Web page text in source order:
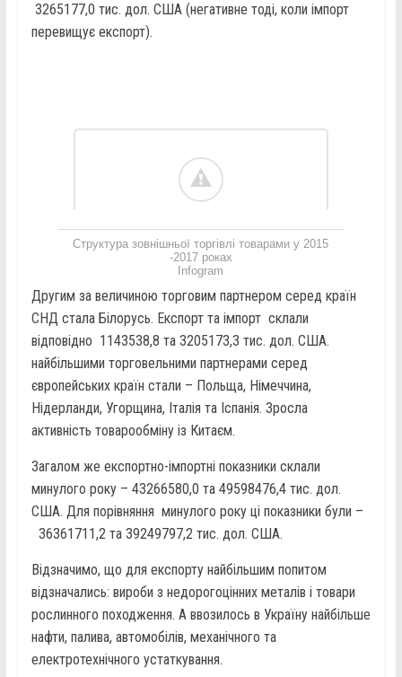
3265177,0 тис. дол. США (негативне тоді, коли імпорт
перевищує експорт).
Структура зовнішньої торгівлі товарами у 2015
-2017 роках
Infogram
Другим за величиною торговим партнером серед країн
СНД стала Білорусь. Експорт та імпорт склали
відповідно 1143538,8 та 3205173,3 тис. дол. США.
найбільшими торговельними партнерами серед
європейських країн стали – Польща, Німеччина,
Нідерланди, Угорщина, Італія та Іспанія. Зросла
активність товарообміну із Китаєм.
Загалом же експортно-імпортні показники склали
минулого року – 43266580,0 та 49598476,4 тис. дол.
США. Для порівняння минулого року ці показники були –
36361711,2 та 39249797,2 тис. дол. США.
Відзначимо, що для експорту найбільшим попитом
відзначались: вироби з недорогоцінних металів і товари
рослинного походження. А ввозилось в Україну найбільше
нафти, палива, автомобілів, механічного та
електротехнічного устаткування.